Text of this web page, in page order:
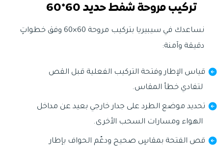
تركيب مروحة شفط حديد 60*60
نساعدك في سيبيريا بتركيب مروحة 60×60 وفق خطواتٍ
دقيقة وآمنة:
قياس الإطار وفتحة التركيب الفعلية قبل القص
لتفادي خطأ المقاس.
تحديد موضع الطرد على جدار خارجي بعيد عن مداخل
الهواء ومسارات السحب الأخرى.
قص الفتحة بمقاسٍ صحيح ودعّم الحواف بإطار